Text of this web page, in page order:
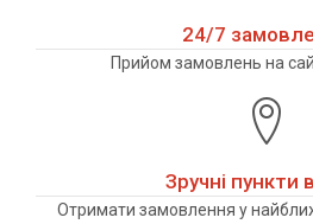
24/7
Прийом замовлень на
Зручні пункти
Отримати замовлення у